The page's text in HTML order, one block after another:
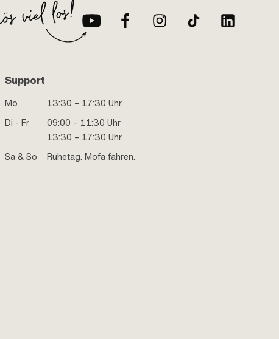
Support
Mo
13:30 – 17:30 Uhr
Di - Fr
09:00 – 11:30 Uhr
13:30 – 17:30 Uhr
Sa & So
Ruhetag. Mofa fahren.